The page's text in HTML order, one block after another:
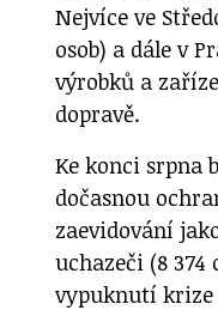
Nejvíce ve
osob) a dále v
výrobků a
dopravě.
Ke konci srpna
dočasnou
zaevidování
uchazeči (8 374
vypuknutí krize